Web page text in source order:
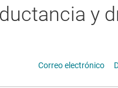
Controladores para motores
Amplificadores
y
Correo electrónico